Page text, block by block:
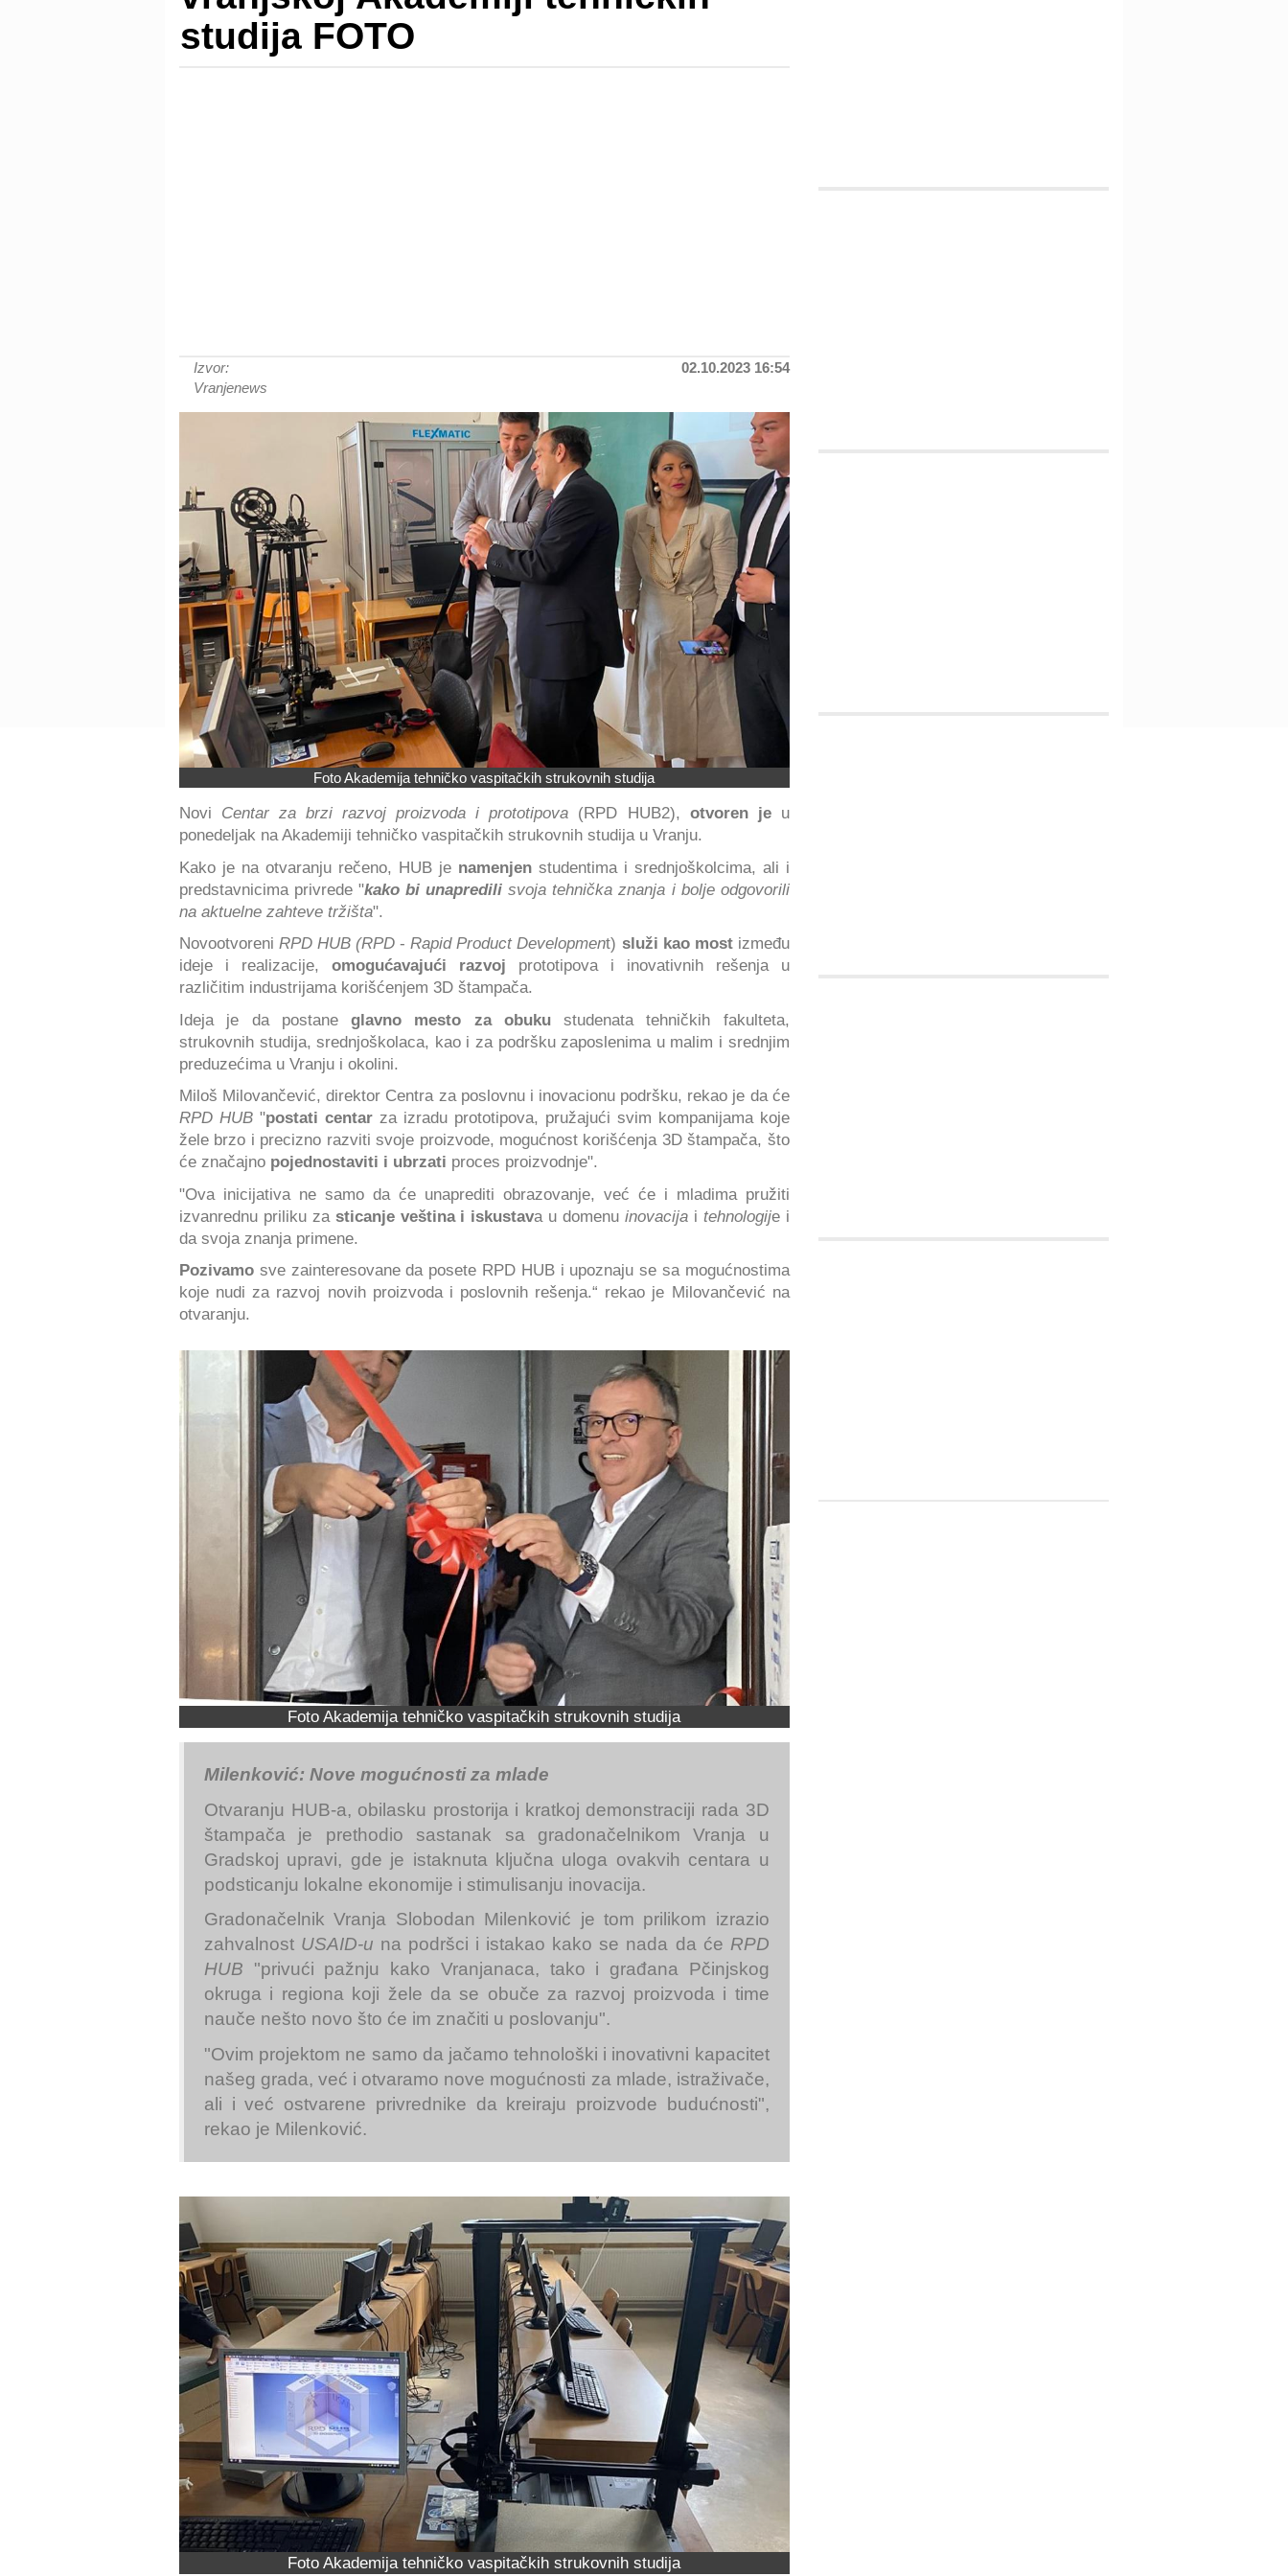
studija FOTO
Izvor:
Vranjenews
02.10.2023 16:54
Foto Akademija tehničko vaspitačkih strukovnih studija
Novi Centar za brzi razvoj proizvoda i prototipova (RPD HUB2), otvoren je u
ponedeljak na Akademiji tehničko vaspitačkih strukovnih studija u Vranju.
Kako je na otvaranju rečeno, HUB jenamenjen studentima i srednjoškolcima, ali i
predstavnicima privrede "kako bi unapredili svoja tehnička znanja i bolje odgovorili
na aktuelne zahteve tržišta".
Novootvoreni RPD HUB (RPD-Rapid Product Development) služi kao mostizmeđu
ideje i realizacije, omogućavajući razvoj prototipova i inovativnih rešenja u
različitim industrijama korišćenjem 3D štampača.
Ideja je da postaneglavno mesto za obukustudenata tehničkih fakulteta,
strukovnih studija, srednjoškolaca, kao i za podršku zaposlenima u malim i srednjim
preduzećima u Vranju i okolini.
Miloš Milovančević, direktor Centra za poslovnu i inovacionu podršku, rekao je da će
RPD HUB"postati centarza izradu prototipova, pružajući svim kompanijama koje
žele brzo i precizno razviti svoje proizvode, mogućnost korišćenja 3D štampača, što
će značajno pojednostaviti i ubrzati proces proizvodnje".
"Ova inicijativa ne samo da će unaprediti obrazovanje, već će i mladima pružiti
izvanrednu priliku za sticanje veština i iskustava u domenuinovacija i tehnologije i
da svoja znanja primene.
Pozivamo sve zainteresovane da posete RPD HUB i upoznaju se sa mogućnostima
koje nudi za razvoj novih proizvoda i poslovnih rešenja.“ rekao je Milovančević na
otvaranju.
Foto Akademija tehničko vaspitačkih strukovnih studija
Milenković: Nove mogućnosti za mlade
Otvaranju HUB-a, obilasku prostorija i kratkoj demonstraciji rada 3D
štampača je
prethodio sastanak
sa gradonačelnikom Vranja u
Gradskoj upravi, gde je istaknuta ključna uloga ovakvih centara u
podsticanju lokalne ekonomije i stimulisanju inovacija.
Gradonačelnik Vranja Slobodan Milenković je tom prilikom izrazio
zahvalnost USAID-u na podršci i istakao kako se nada da će RPD
HUB "privući pažnju kako Vranjanaca, tako i građana Pčinjskog
okruga i regiona koji žele da se obuče za razvoj proizvoda i time
nauče nešto novo što će im značiti u poslovanju".
"Ovim projektom ne samo da jačamo tehnološki i inovativni kapacitet
našeg grada, već i otvaramo nove mogućnosti za mlade, istraživače,
ali i već ostvarene privrednike da kreiraju proizvode budućnosti",
rekao je Milenković.
Foto Akademija tehničko vaspitačkih strukovnih studija